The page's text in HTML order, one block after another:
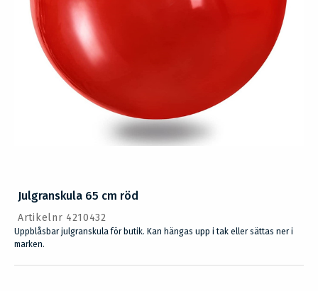
Julgranskula 65 cm röd
Artikelnr 4210432
Uppblåsbar julgranskula för butik. Kan hängas upp i tak eller sättas ner i
marken.